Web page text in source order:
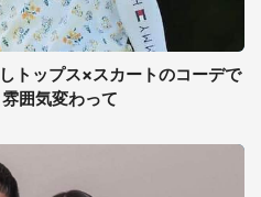
トップス×スカートのコーデで
囲気変わって